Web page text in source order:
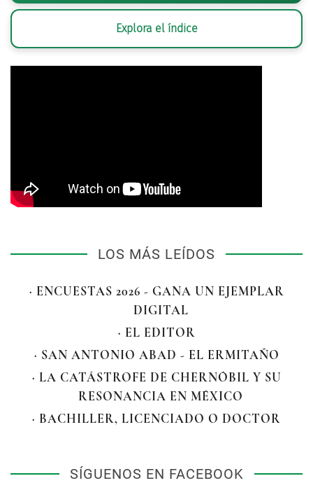
Explora el índice
LOS MÁS LEÍDOS
· ENCUESTAS 2026 - GANA UN EJEMPLAR
DIGITAL
· EL EDITOR
· SAN ANTONIO ABAD - EL ERMITAÑO
· LA CATÁSTROFE DE CHERNÓBIL Y SU
RESONANCIA EN MÉXICO
· BACHILLER, LICENCIADO O DOCTOR
SÍGUENOS EN FACEBOOK